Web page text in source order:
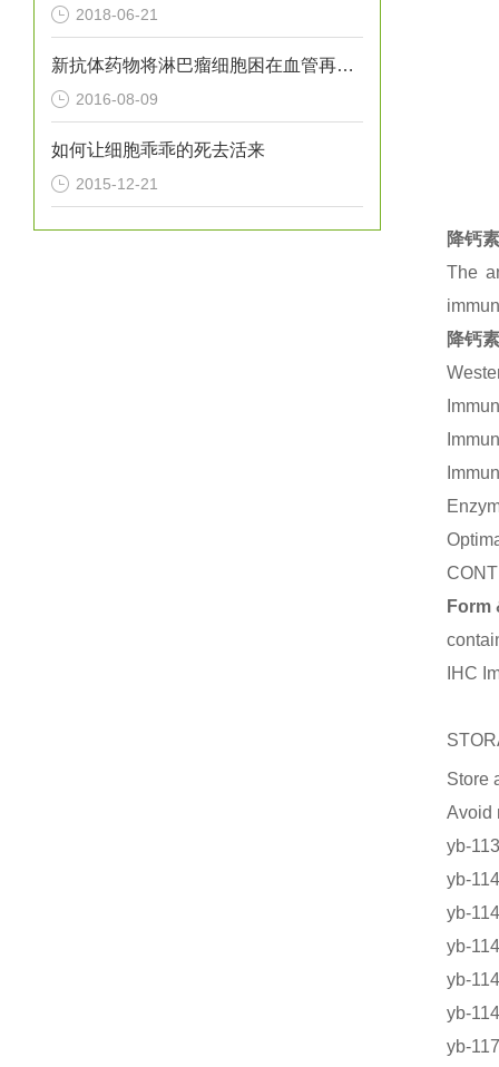
2018-06-21
新抗体药物将淋巴瘤细胞困在血管再进行“剿灭”
2016-08-09
如何让细胞乖乖的死去活来
2015-12-21
降钙
The
降钙
Form
IHC
Store
Avoid
yb-
yb-
yb-
yb-
yb-
yb-
yb-